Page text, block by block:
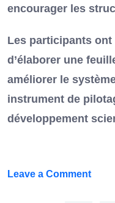
encourager les
Les participants ont
d’élaborer une
améliorer le
instrument de
développement
Leave a Commenton